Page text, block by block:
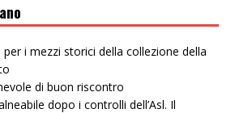
i mezzi storici della collezione della
di buon riscontro
dopo i controlli dell’Asl. Il